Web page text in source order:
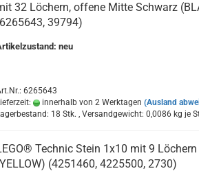
32 Löchern, offene Mitte Schwarz
39794)
neu
6265643
innerhalb von 2 Werktagen (Ausland
18 Stk. , Versandgewicht: 0,0086 kg je
Technic Stein 1x10 mit 9 Löchern
(4251460, 4225500, 2730)